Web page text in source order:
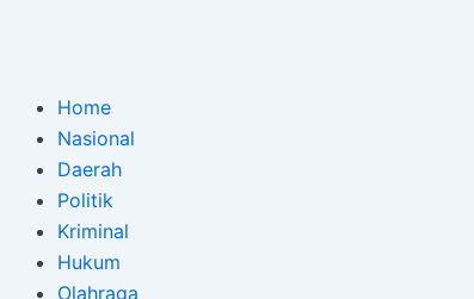
Home
Nasional
Daerah
Politik
Kriminal
Hukum
Olahraga